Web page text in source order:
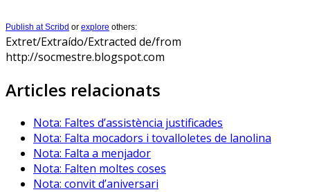
Publish at Scribd or explore others:
Extret/Extraído/Extracted de/from
http://socmestre.blogspot.com
Articles relacionats
Nota: Faltes d’assistència justificades
Nota: Falta mocadors i tovalloletes de lanolina
Nota: Falta a menjador
Nota: Falten moltes coses
Nota: convit d’aniversari